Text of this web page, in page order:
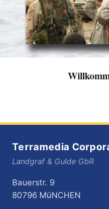
Terramedia
Landgraf & Gulde GbR
Bauerstr. 9
80796 MüNCHEN